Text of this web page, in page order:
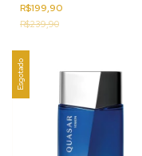
R$199,90
R$239,90
Esgotado